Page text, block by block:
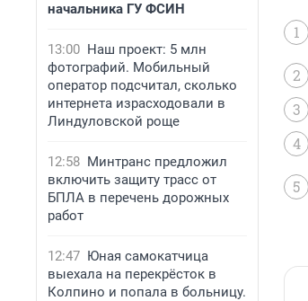
начальника ГУ ФСИН
13:00 Наш проект: 5 млн
фотографий. Мобильный
оператор подсчитал, сколько
интернета израсходовали в
Линдуловской роще
12:58 Минтранс предложил
включить защиту трасс от
БПЛА в перечень дорожных
работ
12:47 Юная самокатчица
выехала на перекрёсток в
Колпино и попала в больницу.
1
2
3
4
5